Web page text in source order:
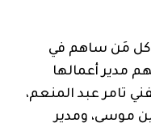
كل مَن ساهم في
مدير أعمالها
تامر عبد المنعم،
موسى، ومدير